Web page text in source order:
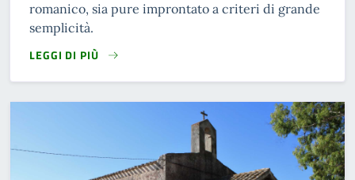
romanico, sia pure improntato a criteri di grande
semplicità.
LEGGI DI PIÙ
READ MORE